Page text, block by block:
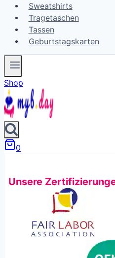
Sweatshirts
Tragetaschen
Tassen
Geburtstagskarten
Shop
0
Unsere